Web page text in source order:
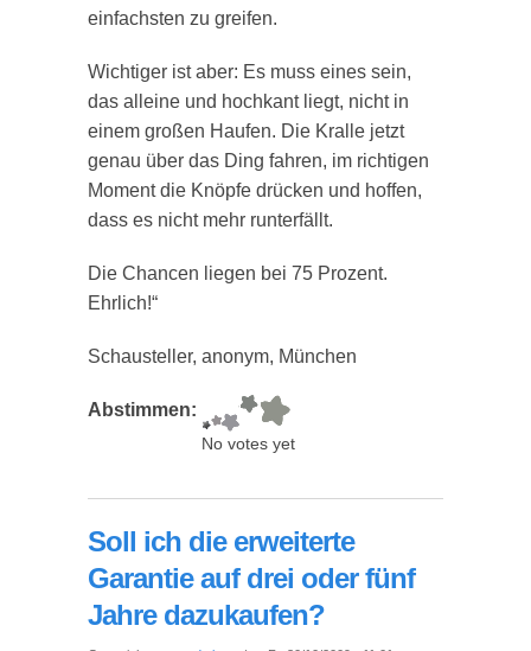
einfachsten zu greifen.
Wichtiger ist aber: Es muss eines sein,
das alleine und hochkant liegt, nicht in
einem großen Haufen. Die Kralle jetzt
genau über das Ding fahren, im richtigen
Moment die Knöpfe drücken und hoffen,
dass es nicht mehr runterfällt.
Die Chancen liegen bei 75 Prozent.
Ehrlich!“
Schausteller, anonym, München
Abstimmen:
No votes yet
Soll ich die erweiterte
Garantie auf drei oder fünf
Jahre dazukaufen?